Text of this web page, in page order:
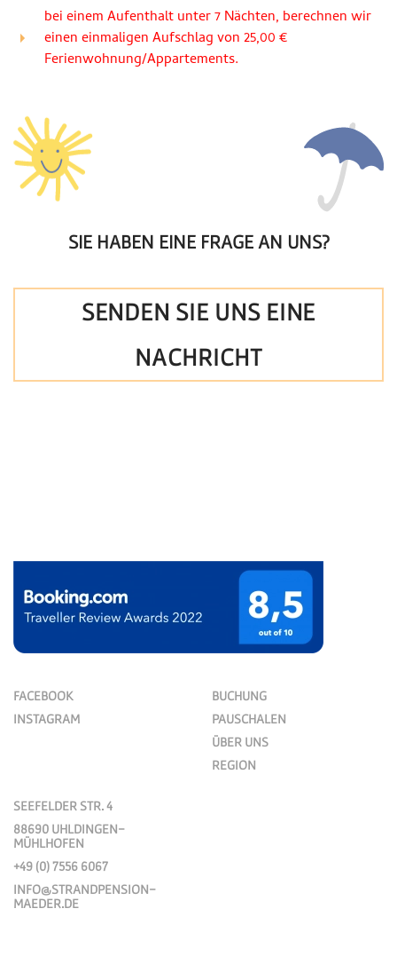
bei einem Aufenthalt unter 7 Nächten, berechnen wir
einen einmaligen Aufschlag von 25,00 €
Ferienwohnung/Appartements.
SIE HABEN EINE FRAGE AN UNS?
SENDEN SIE UNS EINE
NACHRICHT
FACEBOOK
INSTAGRAM
BUCHUNG
PAUSCHALEN
ÜBER UNS
REGION
SEEFELDER STR. 4
88690 UHLDINGEN-
MÜHLHOFEN
+49 (0) 7556 6067
INFO@STRANDPENSION-
MAEDER.DE